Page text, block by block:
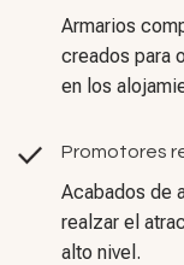
Armarios
creados para
en los
Promotores
Acabados de
realzar el
alto nivel.